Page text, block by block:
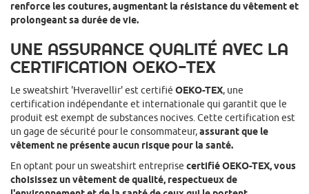
renforce les coutures, augmentant la résistance du vêtement et
prolongeant sa durée de vie.
UNE ASSURANCE QUALITÉ AVEC LA
CERTIFICATION OEKO-TEX
Le sweatshirt 'Hveravellir' est certifié OEKO-TEX, une
certification indépendante et internationale qui garantit que le
produit est exempt de substances nocives. Cette certification est
un gage de sécurité pour le consommateur,assurant que le
vêtement ne présente aucun risque pour la santé.
En optant pour un sweatshirt entreprise certifié OEKO-TEX, vous
choisissez un vêtement de qualité, respectueux de